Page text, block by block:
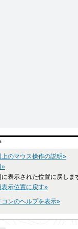
上のマウス操作の説明»
»
に表示された位置に戻しま
表示位置に戻す»
コンのヘルプを表示»